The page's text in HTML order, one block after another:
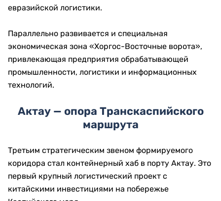
евразийской логистики.
Параллельно развивается и специальная
экономическая зона «Хоргос-Восточные ворота»,
привлекающая предприятия обрабатывающей
промышленности, логистики и информационных
технологий.
Актау — опора Транскаспийского
маршрута
Третьим стратегическим звеном формируемого
коридора стал контейнерный хаб в порту Актау. Это
первый крупный логистический проект с
китайскими инвестициями на побережье